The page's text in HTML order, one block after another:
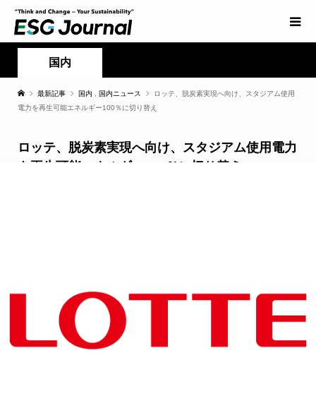
国内
最新記事 国内 国内ニュース
ロッテ、脱炭素実現へ向け、スタジアム使用
電力を再生可能エネルギー100％に切り替え
ロッテ、脱炭素実現へ向け、スタジアム使用電力
を再生可能エネルギー100％に切り替え